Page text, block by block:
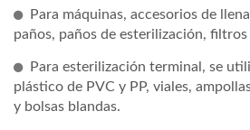
Para máquinas, accesorios de
paños, paños de esterilización,
Para esterilización terminal, se
plástico de PVC y PP, viales,
y bolsas blandas.